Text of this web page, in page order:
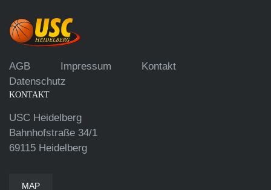
AGB Impressum
Kontakt
Datenschutz
KONTAKT
USC Heidelberg
Bahnhofstraße 34/1
69115 Heidelberg
MAP